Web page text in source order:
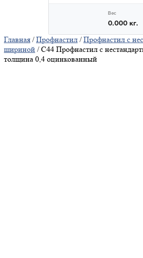
Главная /Профнастил /Профнастил с
шириной / С44 Профнастил с
толщина 0,4 оцинкованный